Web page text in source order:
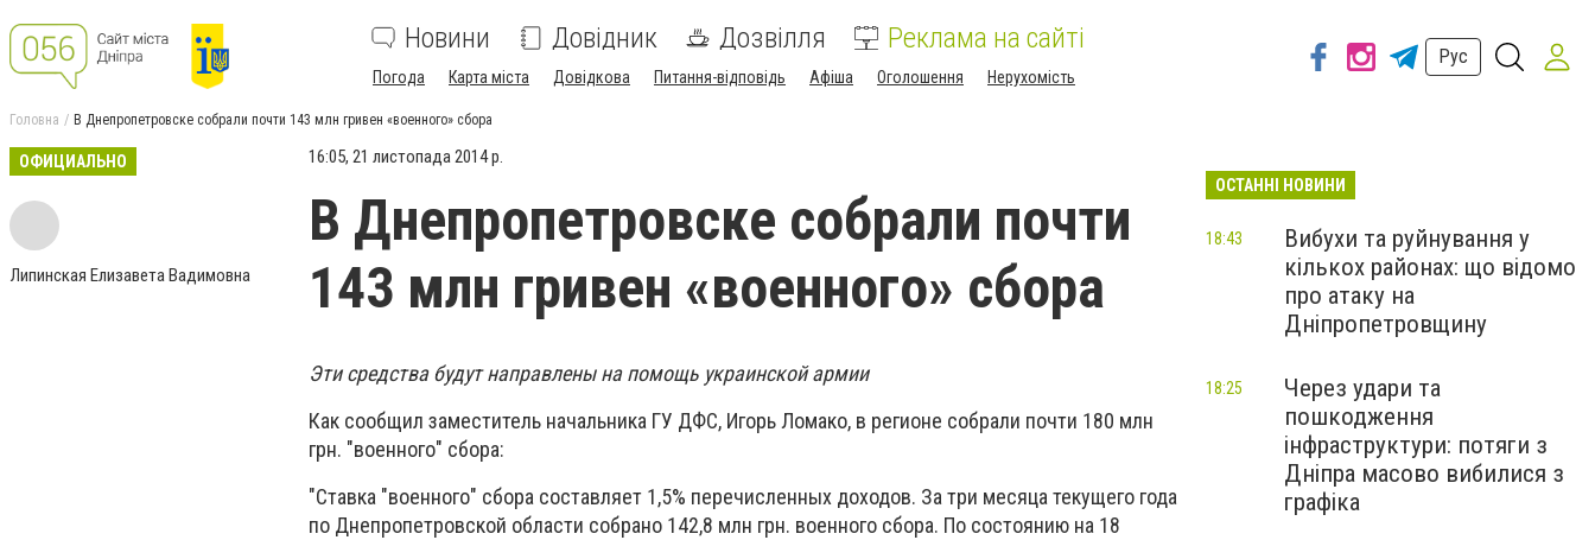
Новини Довідник Дозвілля Реклама на сайті
Погода Карта міста Довідкова Питання-відповідь Афіша Оголошення Нерухомість
Рус
Головна В Днепропетровске собрали почти 143 млн гривен «военного» сбора
ОФИЦИАЛЬНО
Липинская Елизавета Вадимовна
16:05, 21 листопада 2014 р.
В Днепропетровске собрали почти
143 млн гривен «военного» сбора
Эти средства будут направлены на помощь украинской армии
Как сообщил заместитель начальника ГУ ДФС, Игорь Ломако, в регионе собрали почти 180 млн
грн. "военного" сбора:
"Ставка "военного" сбора составляет 1,5% перечисленных доходов. За три месяца текущего года
по Днепропетровской области собрано 142,8 млн грн. военного сбора. По состоянию на 18
ОСТАННІ НОВИНИ
Вибухи та руйнування у
кількох районах: що відомо
про атаку на
Дніпропетровщину
18:43
Через удари та
пошкодження
інфраструктури: потяги з
Дніпра масово вибилися з
графіка
18:25